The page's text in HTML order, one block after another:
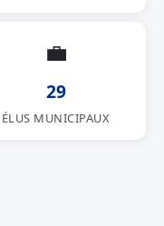
💼
29
ÉLUS MUNICIPAUX